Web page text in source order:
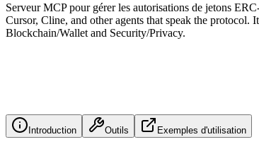
Serveur MCP pour gérer les autorisations de jetons
Cursor, Cline, and other agents that speak the protocol.
Blockchain/Wallet and Security/Privacy.
Introduction Outils Exemples d'utilisation